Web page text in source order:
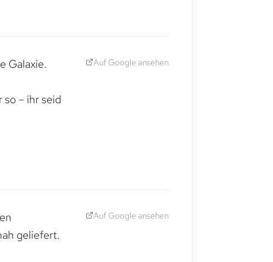
Galaxie.
– ihr seid
Auf Google ansehen
geliefert.
Auf Google ansehen